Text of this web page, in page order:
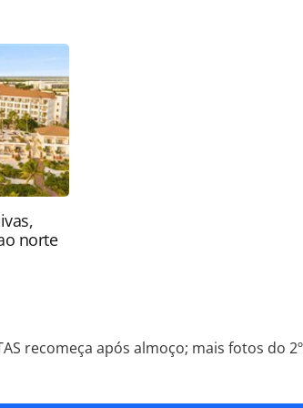
03/forum-panrotas-pausa-
as ferramentas oferecidas na
é protegido pela legislação
sem autorização da
norte
recomeça após almoço; mais fotos do